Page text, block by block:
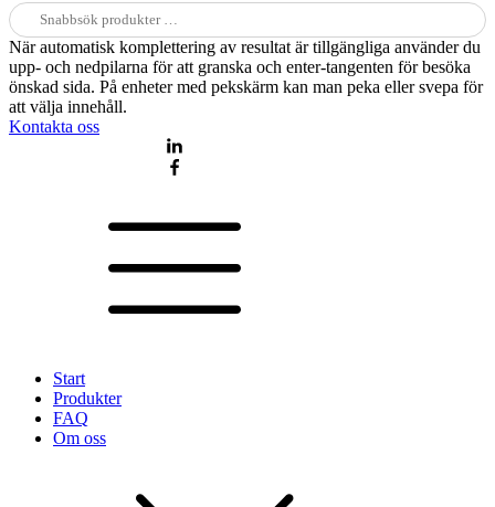
Sök
efter:
När automatisk komplettering av resultat är tillgängliga använder du
upp- och nedpilarna för att granska och enter-tangenten för besöka
önskad sida. På enheter med pekskärm kan man peka eller svepa för
att välja innehåll.
Kontakta oss
Start
Produkter
FAQ
Om oss